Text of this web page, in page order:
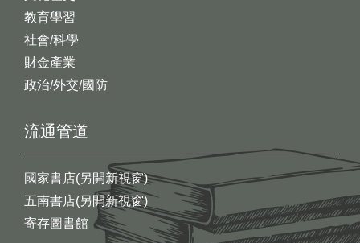
教育學習
社會/科學
財金產業
政治/外交/國防
流通管道
國家書店(另開新視窗)
五南書店(另開新視窗)
寄存圖書館